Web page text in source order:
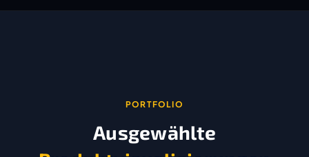
PORTFOLIO
Ausgewählte